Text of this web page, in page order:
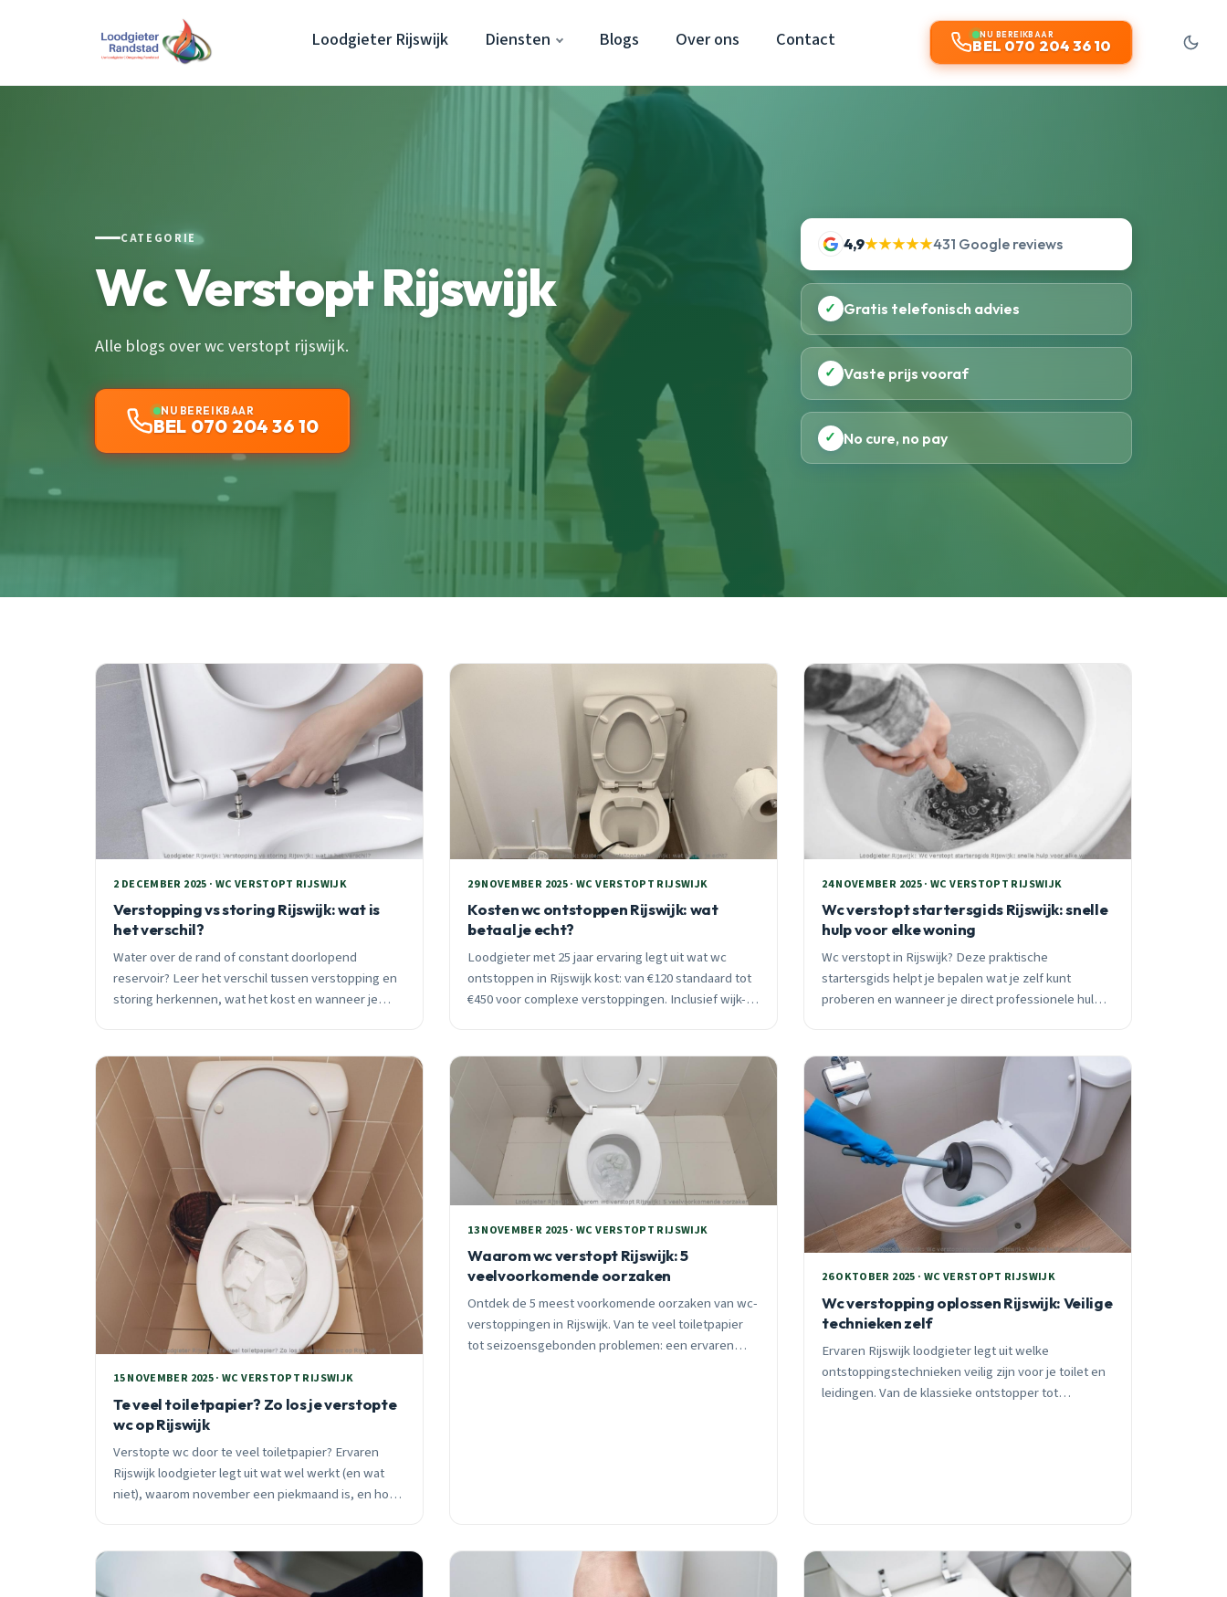
Loodgieter Rijswijk Diensten Blogs Over ons Contact NU BEREIKBAAR
BEL 070 204 36 10
CATEGORIE
Wc Verstopt Rijswijk
Alle blogs over wc verstopt rijswijk.
NU BEREIKBAAR
BEL 070 204 36 10
4,9★★★★★431 Google reviews
✓ Gratis telefonisch advies
✓ Vaste prijs vooraf
✓ No cure, no pay
2 DECEMBER 2025 · WC VERSTOPT RIJSWIJK
Verstopping vs storing Rijswijk: wat is
het verschil?
Water over de rand of constant doorlopend
reservoir? Leer het verschil tussen verstopping en
storing herkennen, wat het kost en wanneer je
29 NOVEMBER 2025 · WC VERSTOPT RIJSWIJK
Kosten wc ontstoppen Rijswijk: wat
betaal je echt?
Loodgieter met 25 jaar ervaring legt uit wat wc
ontstoppen in Rijswijk kost: van €120 standaard tot
€450 voor complexe verstoppingen. Inclusief wijk-
24 NOVEMBER 2025 · WC VERSTOPT RIJSWIJK
Wc verstopt startersgids Rijswijk: snelle
hulp voor elke woning
Wc verstopt in Rijswijk? Deze praktische
startersgids helpt je bepalen wat je zelf kunt
proberen en wanneer je direct professionele hulp
15 NOVEMBER 2025 · WC VERSTOPT RIJSWIJK
Te veel toiletpapier? Zo los je verstopte
wc op Rijswijk
Verstopte wc door te veel toiletpapier? Ervaren
Rijswijk loodgieter legt uit wat wel werkt (en wat
niet), waarom november een piekmaand is, en hoe
13 NOVEMBER 2025 · WC VERSTOPT RIJSWIJK
Waarom wc verstopt Rijswijk: 5
veelvoorkomende oorzaken
Ontdek de 5 meest voorkomende oorzaken van wc-
verstoppingen in Rijswijk. Van te veel toiletpapier
tot seizoensgebonden problemen: een ervaren
26 OKTOBER 2025 · WC VERSTOPT RIJSWIJK
Wc verstopping oplossen Rijswijk: Veilige
technieken zelf
Ervaren Rijswijk loodgieter legt uit welke
ontstoppingstechnieken veilig zijn voor je toilet en
leidingen. Van de klassieke ontstopper tot